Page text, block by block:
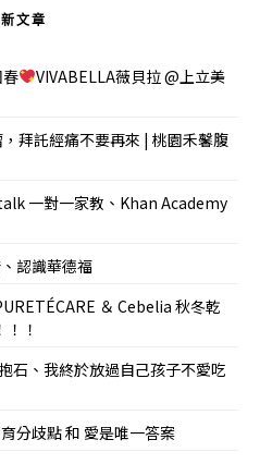
文章
VIVABELLA薇貝拉 @上立美
拜託經痛不要再來 | 桃園禾馨腹
一對一家教、Khan Academy
認識華德福
＆ Cebelia 秋冬乾
！
石、我終於放過自己孩子不愛吃
分歧點 和 愛是唯一答案